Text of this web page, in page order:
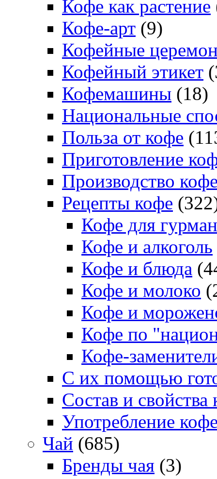
Кофе как растение
Кофе-арт (9)
Кофейные
Кофейный этикет
Кофемашины (18)
Национальные
Польза от кофе
Приготовление
Производство
Рецепты кофе
Кофе для
Кофе и алкоголь
Кофе и блюда
Кофе и молоко
Кофе и
Кофе по
Кофе-
С их помощью
Состав и свойства
Употребление
Чай (685)
Бренды чая (3)